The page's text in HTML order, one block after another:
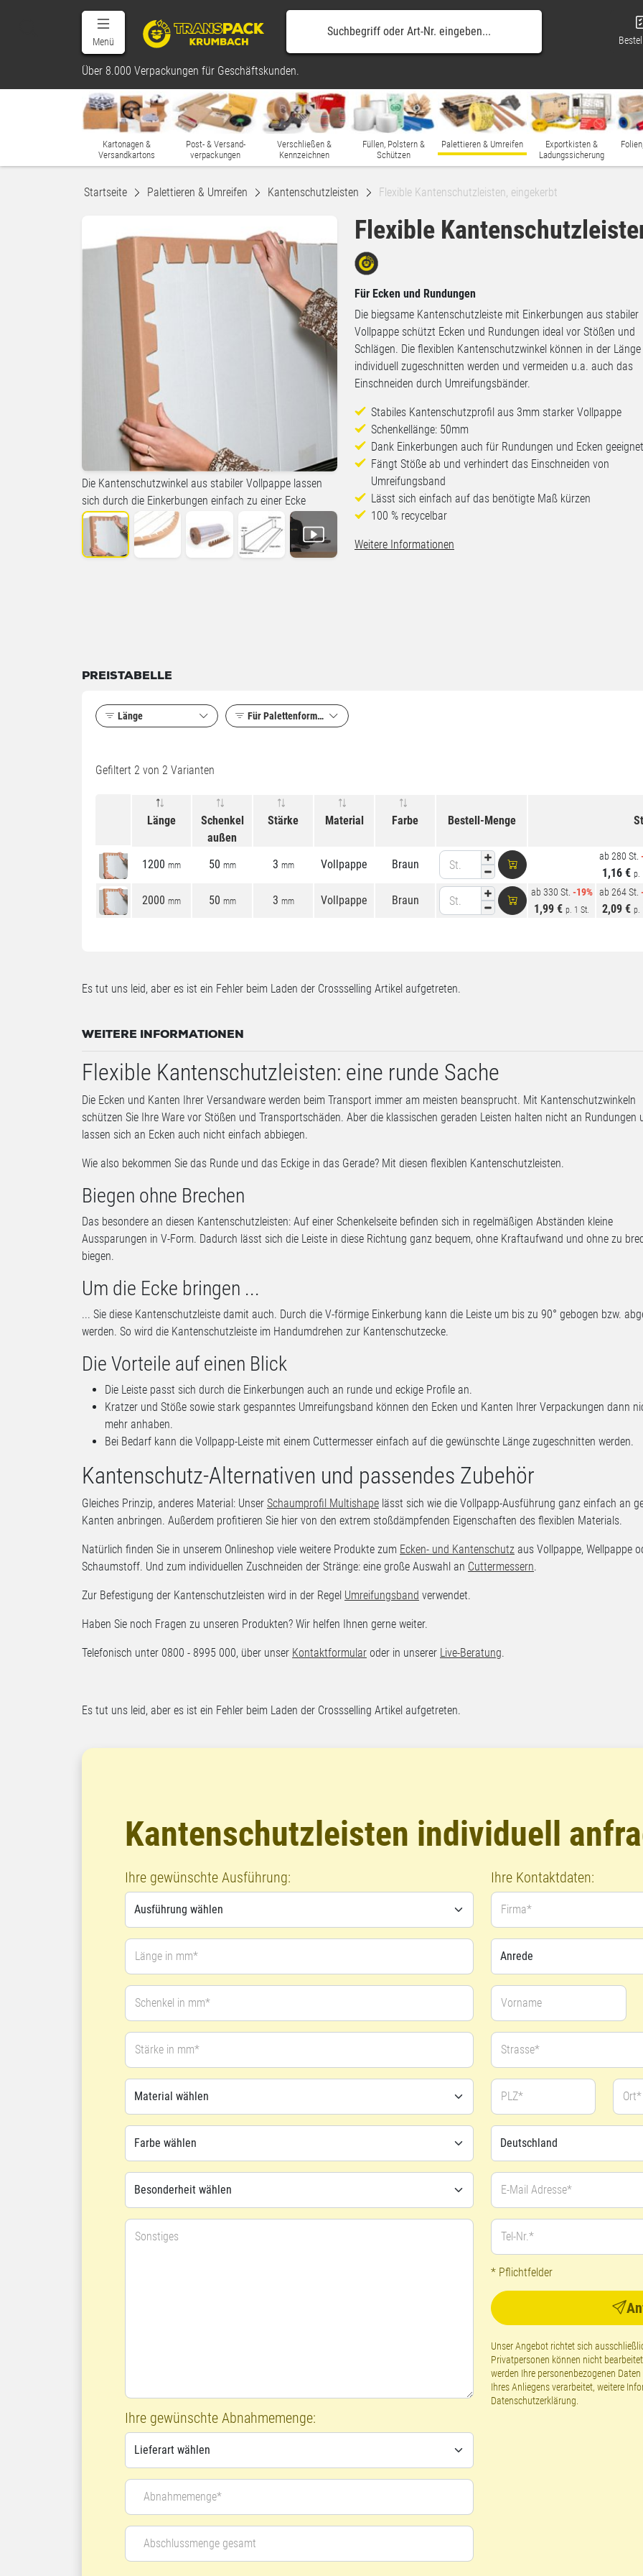
Menü
Über 8.000 Verpackungen für Geschäftskunden.
Kartonagen &
Versandkartons
Post- & Versand-
verpackungen
Verschließen &
Kennzeichnen
Füllen, Polstern &
Schützen
Palettieren & Umreifen
Exportkisten &
Ladungssicherung
Startseite Palettieren & Umreifen Kantenschutzleisten Flexible Kantenschutzleisten, eingekerbt
Flexible
Die Kantenschutzwinkel aus stabiler Vollpappe lassen
sich durch die Einkerbungen einfach zu einer Ecke
formen
Für Ecken und Rundungen
Die biegsame Kantenschutzleiste mit Einkerbungen aus stabiler
Vollpappe schützt Ecken und Rundungen ideal vor Stößen und
Schlägen. Die flexiblen Kantenschutzwinkel können in der Länge
individuell zugeschnitten werden und vermeiden u.a. auch das
Einschneiden durch Umreifungsbänder.
Stabiles Kantenschutzprofil aus 3mm starker Vollpappe
Schenkellänge: 50mm
Dank Einkerbungen auch für Rundungen und Ecken geeignet
Fängt Stöße ab und verhindert das Einschneiden von
Umreifungsband
Lässt sich einfach auf das benötigte Maß kürzen
100 % recycelbar
Weitere Informationen
PREISTABELLE
Länge Für Palettenformat
Gefiltert 2 von 2 Varianten
Länge
Schenkel
außen
Stärke Material Farbe Bestell-Menge
1200 mm 50 mm 3 mm Vollpappe Braun St.
ab 280 St.
1,16 € p.
2000 mm 50 mm 3 mm Vollpappe Braun St.
ab 330 St. -19%
1,99 € p. 1 St.
ab 264 St.
2,09 € p.
Es tut uns leid, aber es ist ein Fehler beim Laden der Crossselling Artikel aufgetreten.
WEITERE INFORMATIONEN
Flexible Kantenschutzleisten: eine runde Sache
Die Ecken und Kanten Ihrer Versandware werden beim Transport immer am meisten beansprucht. Mit Kantenschutzwinkeln
schützen Sie Ihre Ware vor Stößen und Transportschäden. Aber die klassischen geraden Leisten halten nicht an Rundungen
lassen sich an Ecken auch nicht einfach abbiegen.
Wie also bekommen Sie das Runde und das Eckige in das Gerade? Mit diesen flexiblen Kantenschutzleisten.
Biegen ohne Brechen
Das besondere an diesen Kantenschutzleisten: Auf einer Schenkelseite befinden sich in regelmäßigen Abständen kleine
Aussparungen in V-Form. Dadurch lässt sich die Leiste in diese Richtung ganz bequem, ohne Kraftaufwand und ohne zu
biegen.
Um die Ecke bringen ...
... Sie diese Kantenschutzleiste damit auch. Durch die V-förmige Einkerbung kann die Leiste um bis zu 90° gebogen bzw.
werden. So wird die Kantenschutzleiste im Handumdrehen zur Kantenschutzecke.
Die Vorteile auf einen Blick
Die Leiste passt sich durch die Einkerbungen auch an runde und eckige Profile an.
Kratzer und Stöße sowie stark gespanntes Umreifungsband können den Ecken und Kanten Ihrer Verpackungen dann
mehr anhaben.
Bei Bedarf kann die Vollpapp-Leiste mit einem Cuttermesser einfach auf die gewünschte Länge zugeschnitten werden.
Kantenschutz-Alternativen und passendes Zubehör
Gleiches Prinzip, anderes Material: Unser Schaumprofil Multishape lässt sich wie die Vollpapp-Ausführung ganz einfach an
Kanten anbringen. Außerdem profitieren Sie hier von den extrem stoßdämpfenden Eigenschaften des flexiblen Materials.
Natürlich finden Sie in unserem Onlineshop viele weitere Produkte zum Ecken- und Kantenschutz aus Vollpappe, Wellpappe
Schaumstoff. Und zum individuellen Zuschneiden der Stränge: eine große Auswahl an Cuttermessern.
Zur Befestigung der Kantenschutzleisten wird in der Regel Umreifungsband verwendet.
Haben Sie noch Fragen zu unseren Produkten? Wir helfen Ihnen gerne weiter.
Telefonisch unter 0800 - 8995 000, über unser Kontaktformular oder in unserer Live-Beratung.
Es tut uns leid, aber es ist ein Fehler beim Laden der Crossselling Artikel aufgetreten.
Kantenschutzleisten individuell
Ihre gewünschte Ausführung:
Länge in mm*
Schenkel in mm*
Stärke in mm*
Sonstiges
Ihre gewünschte Abnahmemenge:
Abnahmemenge*
Abschlussmenge gesamt
Ihre Kontaktdaten:
Firma*
Vorname
Strasse*
PLZ* Ort*
E-Mail Adresse*
Tel-Nr.*
* Pflichtfelder
Unser Angebot richtet sich
Privatpersonen können nicht
werden Ihre personenbezogenen
Ihres Anliegens verarbeitet, weitere
Datenschutzerklärung